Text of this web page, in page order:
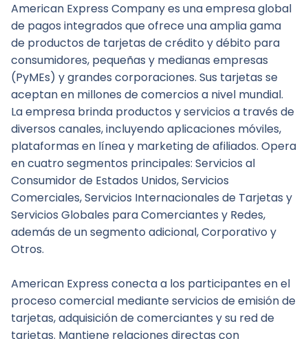
American Express Company es una empresa global
de pagos integrados que ofrece una amplia gama
de productos de tarjetas de crédito y débito para
consumidores, pequeñas y medianas empresas
(PyMEs) y grandes corporaciones. Sus tarjetas se
aceptan en millones de comercios a nivel mundial.
La empresa brinda productos y servicios a través de
diversos canales, incluyendo aplicaciones móviles,
plataformas en línea y marketing de afiliados. Opera
en cuatro segmentos principales: Servicios al
Consumidor de Estados Unidos, Servicios
Comerciales, Servicios Internacionales de Tarjetas y
Servicios Globales para Comerciantes y Redes,
además de un segmento adicional, Corporativo y
Otros.
American Express conecta a los participantes en el
proceso comercial mediante servicios de emisión de
tarjetas, adquisición de comerciantes y su red de
tarjetas. Mantiene relaciones directas con